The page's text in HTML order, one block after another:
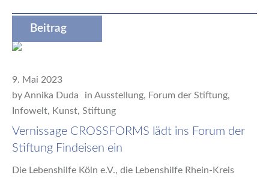
Beitrag
9. Mai 2023
byAnnika Duda in Ausstellung, Forum der Stiftung,
Infowelt, Kunst, Stiftung
Vernissage CROSSFORMS lädt ins Forum der
Stiftung Findeisen ein
Die Lebenshilfe Köln e.V., die Lebenshilfe Rhein-Kreis